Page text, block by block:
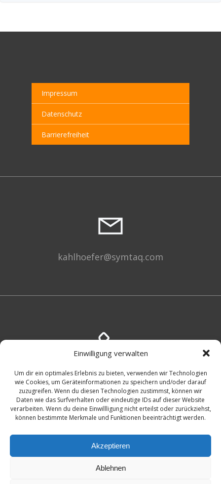
Einwilligung verwalten
Um dir ein optimales Erlebnis zu bieten, verwenden wir Technologien
wie Cookies, um Geräteinformationen zu speichern und/oder darauf
zuzugreifen. Wenn du diesen Technologien zustimmst, können wir
Daten wie das Surfverhalten oder eindeutige IDs auf dieser Website
verarbeiten. Wenn du deine Einwillligung nicht erteilst oder zurückziehst,
können bestimmte Merkmale und Funktionen beeinträchtigt werden.
Akzeptieren
Ablehnen
Impressum
Datenschutz
Barrierefreiheit
kahlhoefer@symtaq.com
+49 (176)45994066